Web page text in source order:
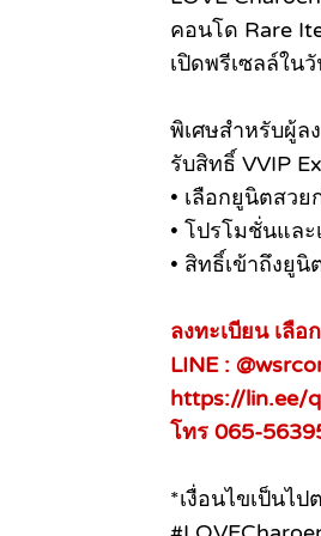
คอนโด Rare
เปิดพรีเซลล์ใน
พิเศษสำหรับผู้ล
รับสิทธิ์ VVIP
• เลือกยูนิตสว
• โปรโมชั่นและ
• สิทธิ์เข้าถึงยู
ลงทะเบียน เลื
LINE :
https://lin.ee/
โทร 065-
*เงื่อนไขเป็นไ